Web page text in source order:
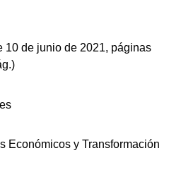
10 de junio de 2021, páginas
)
Económicos y Transformación